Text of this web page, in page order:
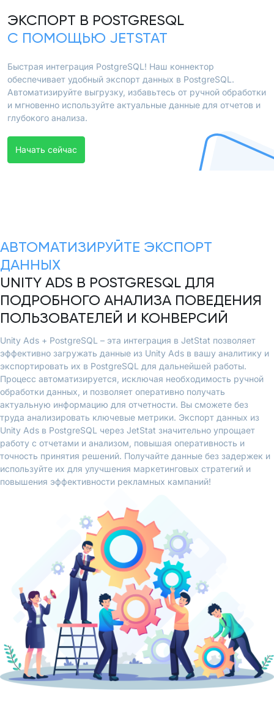
ЭКСПОРТ В POSTGRESQL
С ПОМОЩЬЮ JETSTAT
Быстрая интеграция PostgreSQL! Наш коннектор
обеспечивает удобный экспорт данных в PostgreSQL.
Автоматизируйте выгрузку, избавьтесь от ручной обработки
и мгновенно используйте актуальные данные для отчетов и
глубокого анализа.
Начать сейчас
АВТОМАТИЗИРУЙТЕ ЭКСПОРТ
ДАННЫХ
UNITY ADS В POSTGRESQL ДЛЯ
ПОДРОБНОГО АНАЛИЗА ПОВЕДЕНИЯ
ПОЛЬЗОВАТЕЛЕЙ И КОНВЕРСИЙ
Unity Ads + PostgreSQL – эта интеграция в JetStat позволяет
эффективно загружать данные из Unity Ads в вашу аналитику и
экспортировать их в PostgreSQL для дальнейшей работы.
Процесс автоматизируется, исключая необходимость ручной
обработки данных, и позволяет оперативно получать
актуальную информацию для отчетности. Вы сможете без
труда анализировать ключевые метрики. Экспорт данных из
Unity Ads в PostgreSQL через JetStat значительно упрощает
работу с отчетами и анализом, повышая оперативность и
точность принятия решений. Получайте данные без задержек и
используйте их для улучшения маркетинговых стратегий и
повышения эффективности рекламных кампаний!